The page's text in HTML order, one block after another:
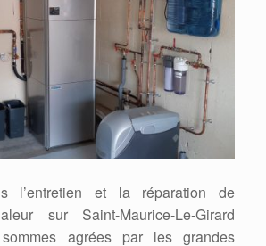
l’entretien et la réparation de
sur Saint-Maurice-Le-Girard
agrées par les grandes